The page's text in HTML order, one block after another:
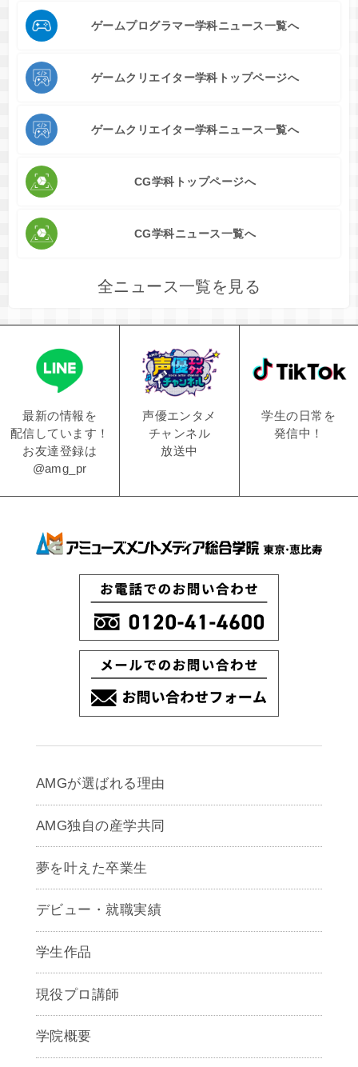
ゲームプログラマー学科ニュース一覧へ
ゲームクリエイター学科トップページへ
ゲームクリエイター学科ニュース一覧へ
CG学科トップページへ
CG学科ニュース一覧へ
全ニュース一覧を見る
最新の情報を
配信しています！
お友達登録は
@amg_pr
声優エンタメ
チャンネル
放送中
学生の日常を
発信中！
AMGが選ばれる理由
AMG独自の産学共同
夢を叶えた卒業生
デビュー・就職実績
学生作品
現役プロ講師
学院概要